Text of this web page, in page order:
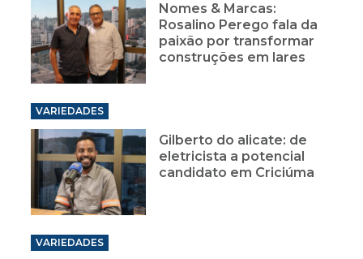
Nomes & Marcas:
Rosalino Perego fala da
paixão por transformar
construções em lares
VARIEDADES
Gilberto do alicate: de
eletricista a potencial
candidato em Criciúma
VARIEDADES